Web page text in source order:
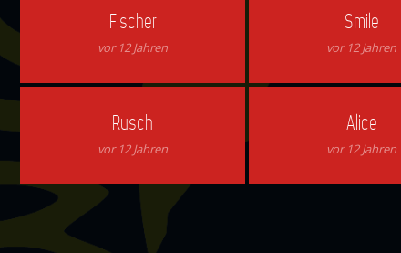
Fischer
vor 12 Jahren
Smile
vor 12 Jahren
Rusch
vor 12 Jahren
Alice
vor 12 Jahren